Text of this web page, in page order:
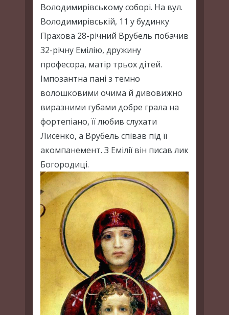
Володимирівському соборі. На вул.
Володимирівській, 11 у будинку
Прахова 28-річний Врубель побачив
32-річну Емілію, дружину
професора, матір трьох дітей.
Імпозантна пані з темно
волошковими очима й дивовижно
виразними губами добре грала на
фортепіано, її любив слухати
Лисенко, а Врубель співав під її
акомпанемент. З Емілії він писав лик
Богородиці.